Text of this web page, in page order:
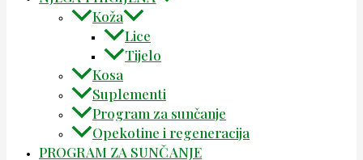
Koža
Lice
Tijelo
Kosa
Suplementi
Program za sunčanje
Opekotine i regeneracija
PROGRAM ZA SUNČANJE